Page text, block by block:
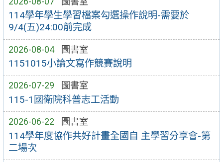
114學年學生學習檔案勾選操作說明-需要於
9/4(五)24:00前完成
2026-08-04 圖書室
1151015小論文寫作競賽說明
2026-07-29 圖書室
115-1國衛院科普志工活動
2026-06-22 圖書室
114學年度協作共好計畫全國自 主學習分享會-第
二場次